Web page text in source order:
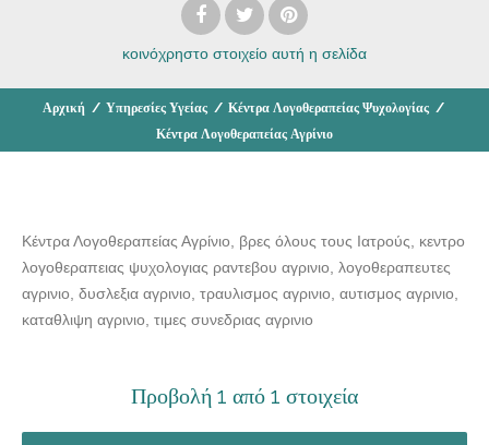
κοινόχρηστο στοιχείο αυτή η σελίδα
Αρχική / Υπηρεσίες Υγείας / Κέντρα Λογοθεραπείας Ψυχολογίας /
Κέντρα Λογοθεραπείας Αγρίνιο
Κέντρα Λογοθεραπείας Αγρίνιο, βρες όλους τους Ιατρούς, κεντρο
λογοθεραπειας ψυχολογιας ραντεβου αγρινιο, λογοθεραπευτες
αγρινιο, δυσλεξια αγρινιο, τραυλισμος αγρινιο, αυτισμος αγρινιο,
καταθλιψη αγρινιο, τιμες συνεδριας αγρινιο
Προβολή 1 από 1 στοιχεία